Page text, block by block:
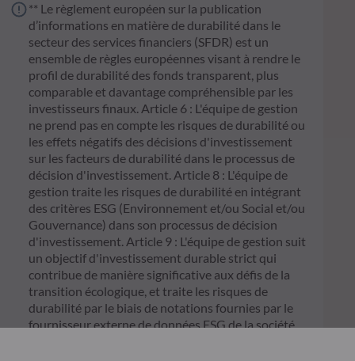
** Le règlement européen sur la publication
d’informations en matière de durabilité dans le
secteur des services financiers (SFDR) est un
ensemble de règles européennes visant à rendre le
profil de durabilité des fonds transparent, plus
comparable et davantage compréhensible par les
investisseurs finaux. Article 6 : L'équipe de gestion
ne prend pas en compte les risques de durabilité ou
les effets négatifs des décisions d'investissement
sur les facteurs de durabilité dans le processus de
décision d'investissement. Article 8 : L'équipe de
gestion traite les risques de durabilité en intégrant
des critères ESG (Environnement et/ou Social et/ou
Gouvernance) dans son processus de décision
d'investissement. Article 9 : L'équipe de gestion suit
un objectif d'investissement durable strict qui
contribue de manière significative aux défis de la
transition écologique, et traite les risques de
durabilité par le biais de notations fournies par le
fournisseur externe de données ESG de la société